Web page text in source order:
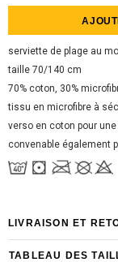
serviette de plage au
taille 70/140 cm
70% coton, 30%
tissu en microfibre à
verso en coton pour
convenable également
LIVRAISON ET
TABLEAU DES